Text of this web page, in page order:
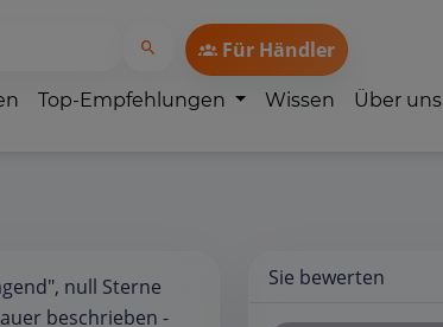
Für Händler
Top-Empfehlungen Wissen Über uns
Sie bewerten
null Sterne
beschrieben -